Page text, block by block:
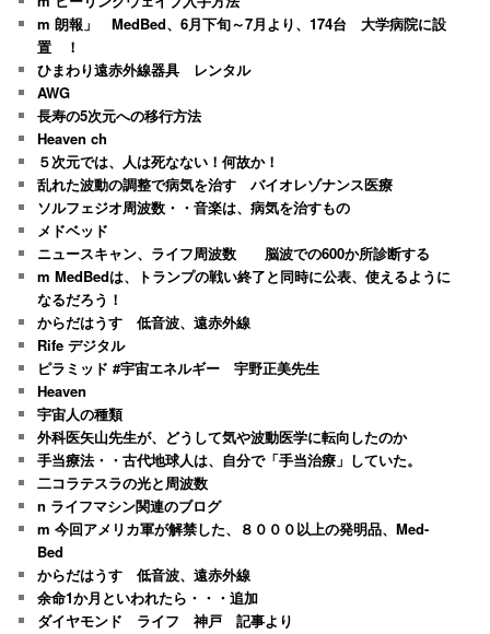
m 朗報」 MedBed、6月下旬～7月より、174台 大学病院に設
置 ！
ひまわり遠赤外線器具 レンタル
AWG
長寿の5次元への移行方法
Heaven ch
５次元では、人は死なない！何故か！
乱れた波動の調整で病気を治す バイオレゾナンス医療
ソルフェジオ周波数・・音楽は、病気を治すもの
メドベッド
ニュースキャン、ライフ周波数 脳波での600か所診断する
m MedBedは、トランプの戦い終了と同時に公表、使えるように
なるだろう！
からだはうす 低音波、遠赤外線
Rife デジタル
ピラミッド #宇宙エネルギー 宇野正美先生
Heaven
宇宙人の種類
外科医矢山先生が、どうして気や波動医学に転向したのか
手当療法・・古代地球人は、自分で「手当治療」していた。
二コラテスラの光と周波数
n ライフマシン関連のブログ
m 今回アメリカ軍が解禁した、８０００以上の発明品、Med-
Bed
からだはうす 低音波、遠赤外線
余命1か月といわれたら・・・追加
ダイヤモンド ライフ 神戸 記事より